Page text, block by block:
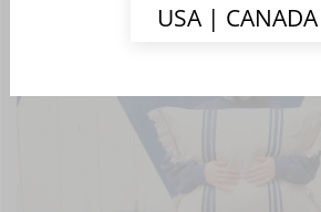
USA | CANADA